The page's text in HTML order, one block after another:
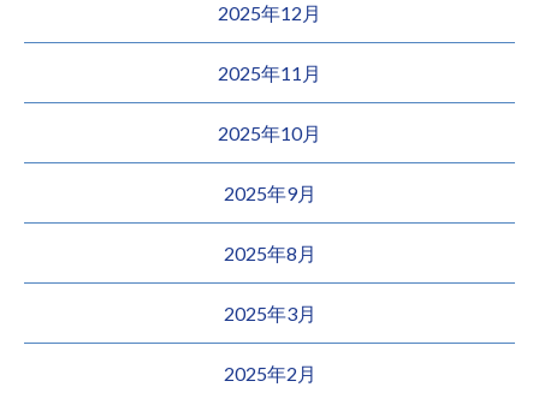
2025年12月
2025年11月
2025年10月
2025年9月
2025年8月
2025年3月
2025年2月